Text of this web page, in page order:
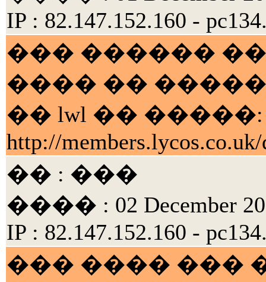
IP : 82.147.152.160 -
��� ������
���� ��
�� lwl �� �����:
http://
�� : ���
���� : 02 December
IP : 82.147.152.160 -
��� ���� ���